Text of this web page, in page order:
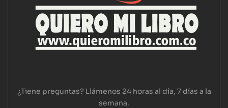
¿Tiene preguntas? Llámenos 24 horas al día, 7 días a la
semana.